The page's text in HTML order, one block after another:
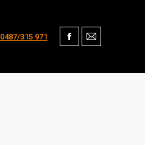
0487/315 971
Facebook
Mail